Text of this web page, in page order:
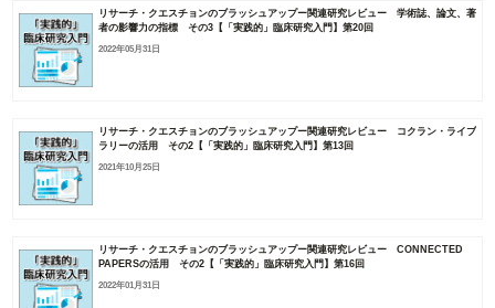
リサーチ・クエスチョンのブラッシュアップー関連研究レビュー 学術誌、論文、著
者の影響力の指標 その3【「実践的」臨床研究入門】第20回
2022年05月31日
リサーチ・クエスチョンのブラッシュアップー関連研究レビュー コクラン・ライブ
ラリーの活用 その2【「実践的」臨床研究入門】第13回
2021年10月25日
リサーチ・クエスチョンのブラッシュアップー関連研究レビュー CONNECTED
PAPERSの活用 その2【「実践的」臨床研究入門】第16回
2022年01月31日